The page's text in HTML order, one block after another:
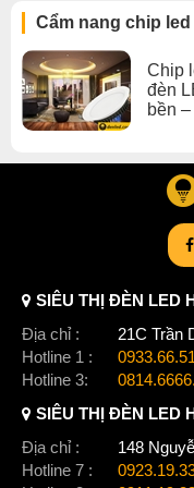
Hiệu quả cao
Xem thêm:Chip Led
Nguồn đèn led 11-30w ,
Cẩm nang chip led
Chip
đèn
bền
SIÊU THỊ ĐÈN LED
Địa chỉ :
21C Trần
Hotline 1 :
Hotline 3:
SIÊU THỊ ĐÈN LED
Địa chỉ :
148
Hotline 7 :